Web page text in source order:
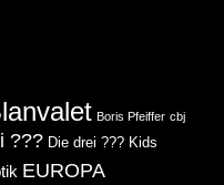
Boris Pfeiffer cbj
??? Die drei ??? Kids
EUROPA